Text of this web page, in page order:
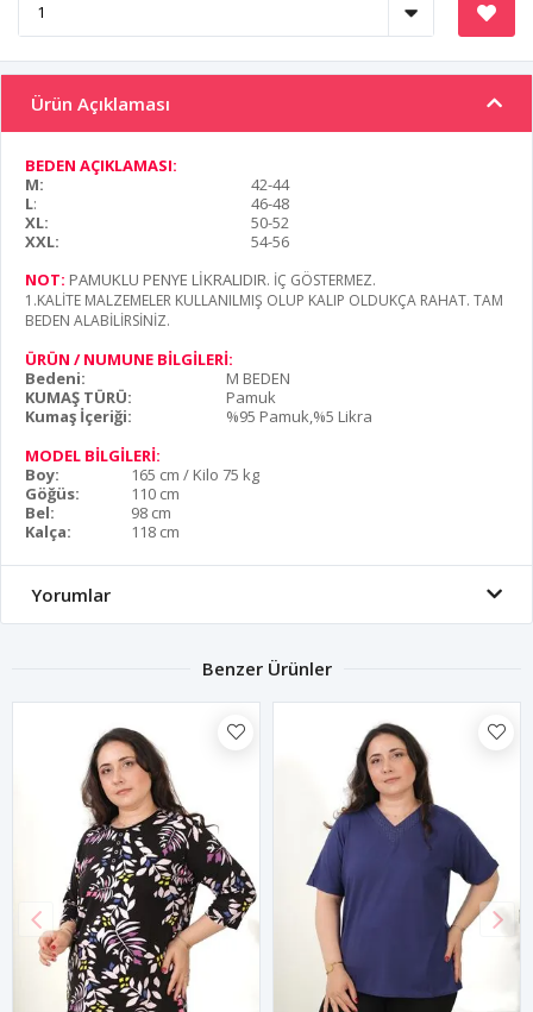
Ürün Açıklaması
BEDEN AÇIKLAMASI:
M:
42-44
L:
46-48
XL:
50-52
XXL:
54-56
NOT: PAMUKLU PENYE LİKRALIDIR. İÇ GÖSTERMEZ.
1.KALİTE MALZEMELER KULLANILMIŞ OLUP KALIP OLDUKÇA RAHAT. TAM
BEDEN ALABİLİRSİNİZ.
ÜRÜN / NUMUNE BİLGİLERİ:
Bedeni:
M BEDEN
KUMAŞ TÜRÜ:
Pamuk
Kumaş İçeriği:
%95 Pamuk,%5 Likra
MODEL BİLGİLERİ:
Boy:
165 cm / Kilo 75 kg
Göğüs:
110 cm
Bel:
98 cm
Kalça:
118 cm
Yorumlar
Benzer Ürünler